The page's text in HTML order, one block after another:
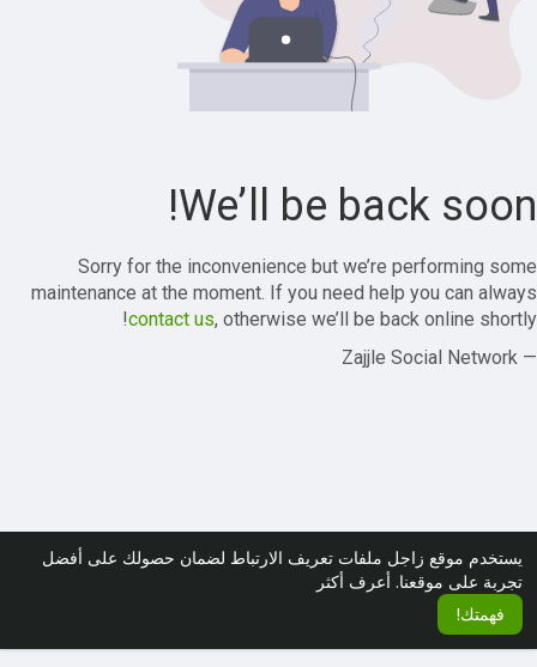
يستخدم موقع زاجل ملفات تعريف الارتباط لضمان حصولك على أفضل
تجربة على موقعنا. أعرف أكثر
فهمتك!
We’ll be back soon!
Sorry for the inconvenience but we’re performing some
maintenance at the moment. If you need help you can always
contact us, otherwise we’ll be back online shortly!
— Zajjle Social Network